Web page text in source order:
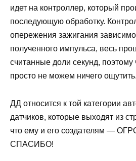
идет на контроллер, который
последующую обработку.
опережения зажигания
полученного импульса, весь
считанные доли секунд,
просто не можем ничего ощутить.
ДД относится к той категории
датчиков, которые выходят из
что ему и его создателям —
СПАСИБО!